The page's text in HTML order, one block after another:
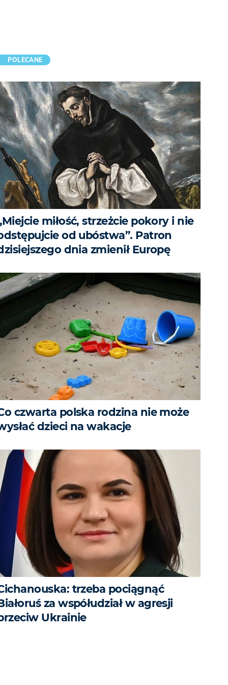
POLECANE
miłość, strzeżcie pokory i nie
od ubóstwa”. Patron
dnia zmienił Europę
czwarta polska rodzina nie może
dzieci na wakacje
trzeba pociągnąć
za współudział w agresji
Ukrainie